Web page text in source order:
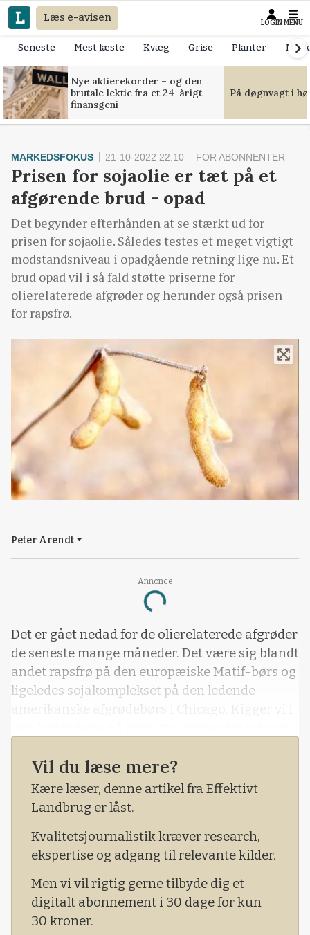
Læs e-avisen LOGIN MENU
Seneste Mest læste Kvæg Grise Planter
Nye aktierekorder – og den
brutale lektie fra et 24-årigt
finansgeni
På døgnvagt i
Annonce
Loading...
MARKEDSFOKUS 21-10-2022 22:10 FOR ABONNENTER
Prisen for sojaolie er tæt på et
afgørende brud - opad
Det begynder efterhånden at se stærkt ud for
prisen for sojaolie. Således testes et meget vigtigt
modstandsniveau i opadgående retning lige nu. Et
brud opad vil i så fald støtte priserne for
olierelaterede afgrøder og herunder også prisen
for rapsfrø.
Peter Arendt
Det er gået nedad for de olierelaterede afgrøder
de seneste mange måneder. Det være sig blandt
andet rapsfrø på den europæiske Matif-børs og
ligeledes sojakomplekset på den ledende
amerikanske afgrødebørs i Chicago. Kigger vi i
den siden sommermånederne har sat sig fra et
toppunkt i næsten 90 dollar pr. short ton til et
lavpunkt i godt 55 dollar pr. short ton.
Vil du læse mere?
Kære læser, denne artikel fra Effektivt
Landbrug er låst.
Kvalitetsjournalistik kræver research,
ekspertise og adgang til relevante kilder.
Men vi vil rigtig gerne tilbyde dig et
digitalt abonnement i 30 dage for kun
30 kroner.